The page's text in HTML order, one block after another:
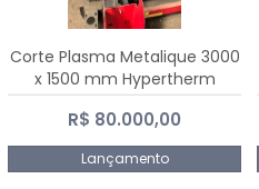
Corte Plasma Metalique 3000
x 1500 mm Hypertherm
Powermax 45 xp
R$ 80.000,00
Lançamento